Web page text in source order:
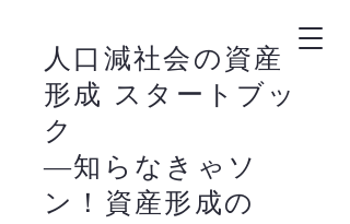
人口減社会の資産
形成 スタートブッ
ク
―知らなきゃソ
ン！資産形成の